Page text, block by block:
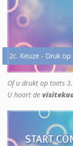
2c. Keuze - Druk
Of u drukt op toets 3.
U hoort de